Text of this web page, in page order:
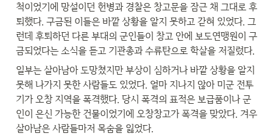
척이었기에 망설이던 헌병과 경찰은 창고문을 잠근 채 그대로 후
퇴했다. 구금된 이들은 바깥 상황을 알지 못하고 갇혀 있었다. 그
런데 후퇴하던 다른 부대의 군인들이 창고 안에 보도연맹원이 구
금되었다는 소식을 듣고 기관총과 수류탄으로 학살을 저질렀다.
일부는 살아남아 도망쳤지만 부상이 심하거나 바깥 상황을 알지
못해 나가지 못한 사람들도 있었다. 얼마 지나지 않아 미군 전투
기가 오창 지역을 폭격했다. 당시 폭격의 표적은 보급품이나 군
인이 은신 가능한 건물이었기에 오창창고가 폭격을 맞았다. 겨우
살아남은 사람들마저 목숨을 잃었다.